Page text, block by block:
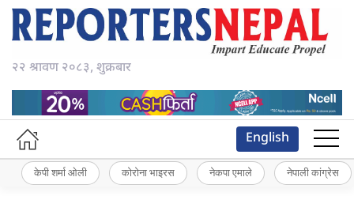
२२ श्रावण २०८३, शुक्रबार
English
केपी शर्मा ओली कोरोना भाइरस नेकपा एमाले नेपाली कांग्रेस